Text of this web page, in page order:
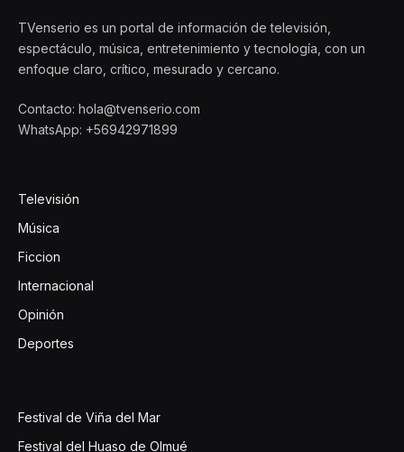
TVenserio es un portal de información de televisión,
espectáculo, música, entretenimiento y tecnología, con un
enfoque claro, crítico, mesurado y cercano.
Contacto: hola@tvenserio.com
WhatsApp: +56942971899
Televisión
Música
Ficcion
Internacional
Opinión
Deportes
Festival de Viña del Mar
Festival del Huaso de Olmué